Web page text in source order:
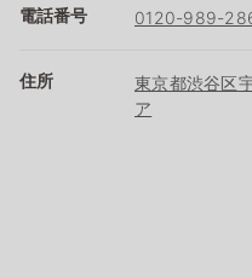
電話番号 0120-989-
住所
東京都渋谷区
ア